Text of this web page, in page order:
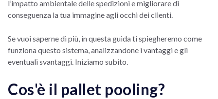
l’impatto ambientale delle spedizioni e migliorare di
conseguenza la tua immagine agli occhi dei clienti.
Se vuoi saperne di più, in questa guida ti spiegheremo come
funziona questo sistema, analizzandone i vantaggi e gli
eventuali svantaggi. Iniziamo subito.
Cos'è il pallet pooling?